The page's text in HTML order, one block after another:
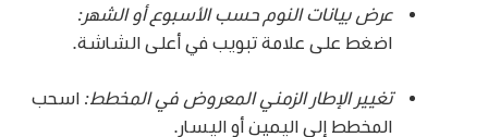
عرض بيانات النوم حسب الأسبوع أو الشهر:
اضغط على علامة تبويب في أعلى الشاشة.
تغيير الإطار الزمني المعروض في المخطط:اسحب
المخطط إلى اليمين أو اليسار.